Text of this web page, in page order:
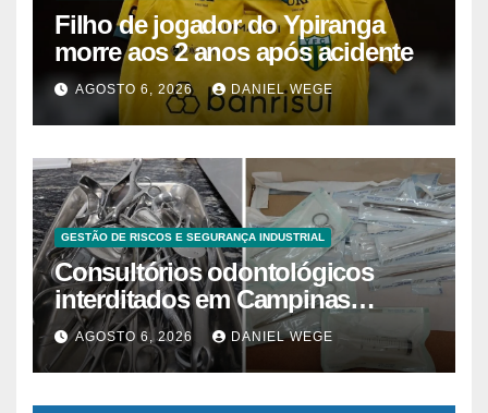
Filho de jogador do Ypiranga
morre aos 2 anos após acidente
AGOSTO 6, 2026 DANIEL WEGE
GESTÃO DE RISCOS E SEGURANÇA INDUSTRIAL
Consultórios odontológicos
interditados em Campinas
superam 2025
AGOSTO 6, 2026 DANIEL WEGE